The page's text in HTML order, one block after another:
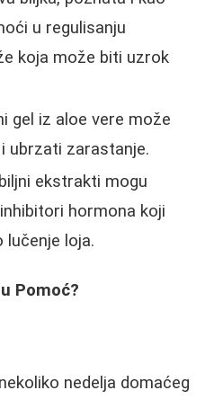
u regulisanju
koja može biti uzrok
gel iz aloe vere može
ubrzati zarastanje.
ekstrakti mogu
hormona koji
lučenje loja.
Pomoć?
nedelja domaćeg